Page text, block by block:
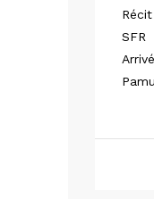
SFR